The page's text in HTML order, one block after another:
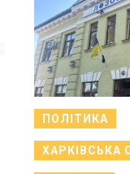
ПОЛІТИКА
ХАРКІВСЬКА